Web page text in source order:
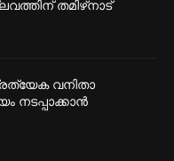
തമിഴ്‌നാട്
വനിതാ